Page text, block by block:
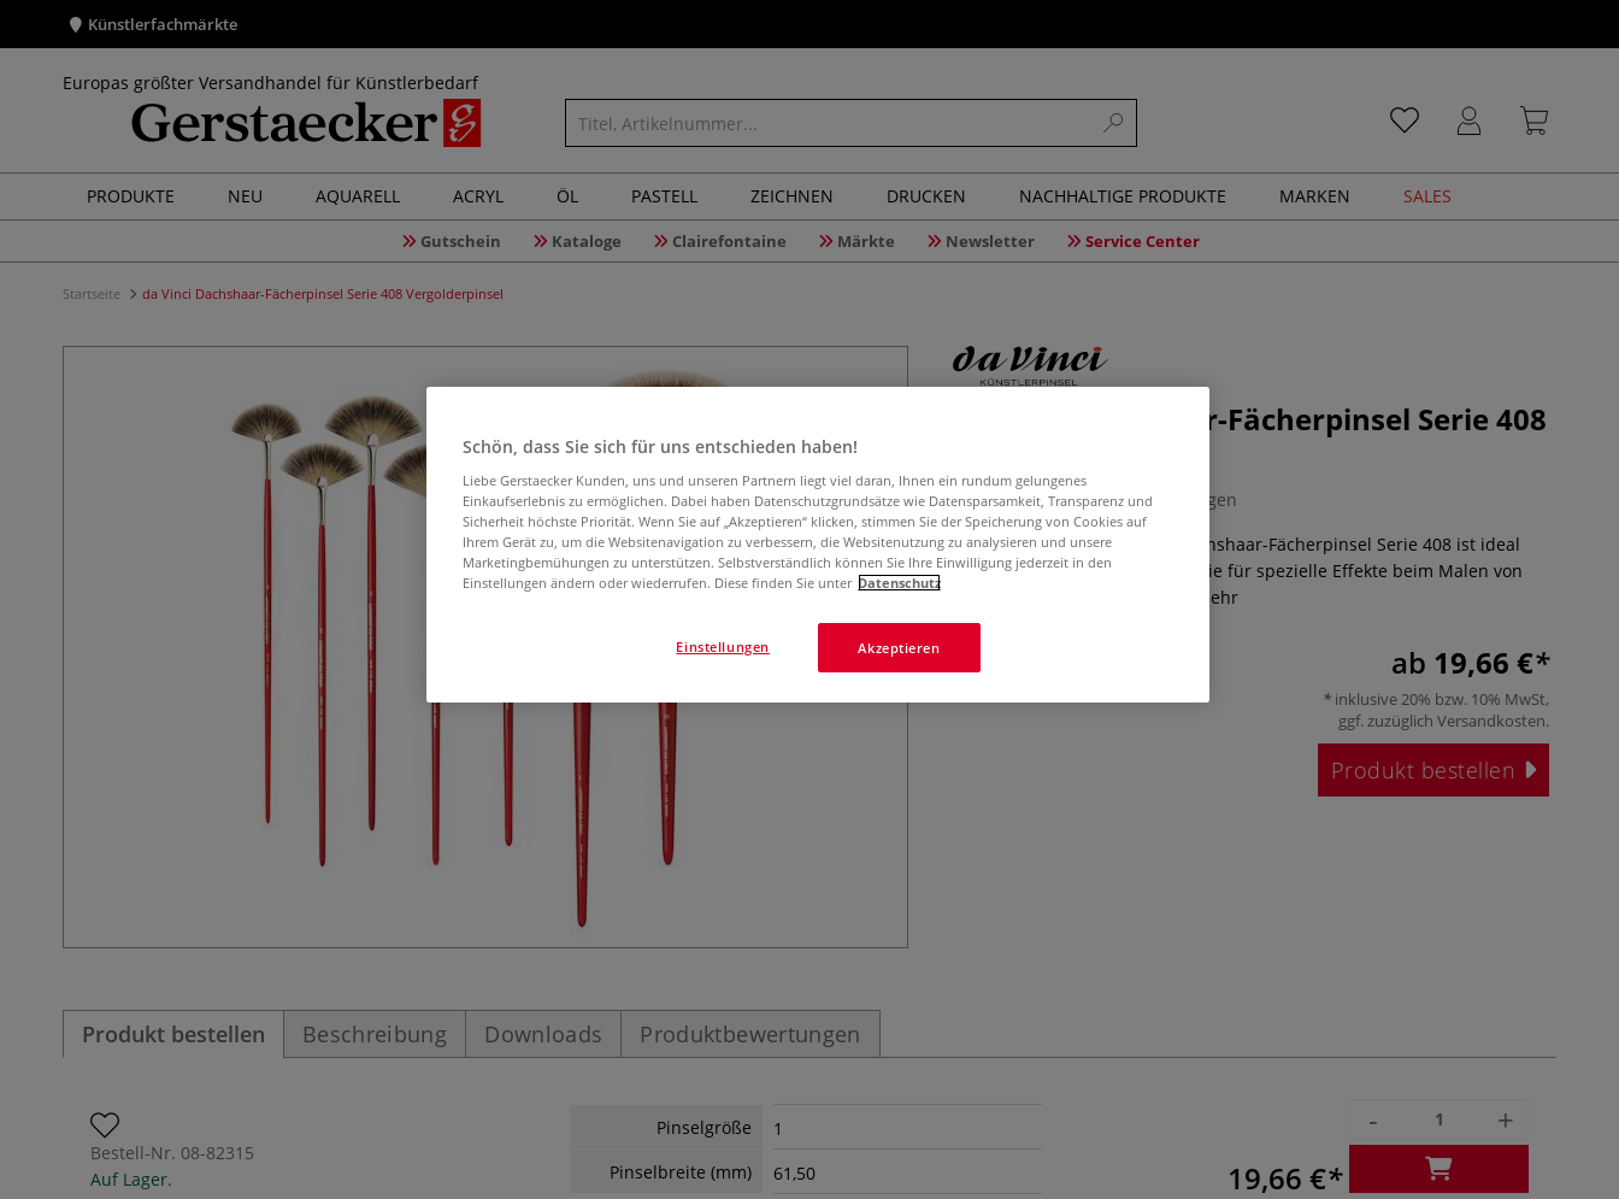
Künstlerfachmärkte
Europas größter Versandhandel für Künstlerbedarf
PRODUKTE NEU AQUARELL ACRYL ÖL PASTELL ZEICHNEN DRUCKEN NACHHALTIGE PRODUKTE MARKEN SALES
Gutschein Kataloge Clairefontaine Märkte Newsletter Service Center
Startseite da Vinci Dachshaar-Fächerpinsel Serie 408 Vergolderpinsel
da Vinci Dachshaar-Fächerpinsel Serie 408
0 Bewertungen
Der Vergolderpinsel da Vinci Dachshaar-Fächerpinsel Serie 408 ist ideal
zum Auftragen von Blattgold sowie für spezielle Effekte beim Malen von
Mehr
ab 19,66 €
inklusive 20% bzw. 10% MwSt,
ggf. zuzüglich Versandkosten.
Produkt bestellen
Produkt bestellen Beschreibung Downloads Produktbewertungen
Bestell-Nr. 08-82315
Auf Lager.
Pinselgröße
1
Pinselbreite (mm)
61,50 19,66 €
- +
Schön, dass Sie sich für uns entschieden haben!
Liebe Gerstaecker Kunden, uns und unseren Partnern liegt viel daran, Ihnen ein rundum gelungenes
Einkaufserlebnis zu ermöglichen. Dabei haben Datenschutzgrundsätze wie Datensparsamkeit, Transparenz und
Sicherheit höchste Priorität. Wenn Sie auf „Akzeptieren“ klicken, stimmen Sie der Speicherung von Cookies auf
Ihrem Gerät zu, um die Websitenavigation zu verbessern, die Websitenutzung zu analysieren und unsere
Marketingbemühungen zu unterstützen. Selbstverständlich können Sie Ihre Einwilligung jederzeit in den
Einstellungen ändern oder wiederrufen. Diese finden Sie unter Datenschutz
Akzeptieren
Einstellungen